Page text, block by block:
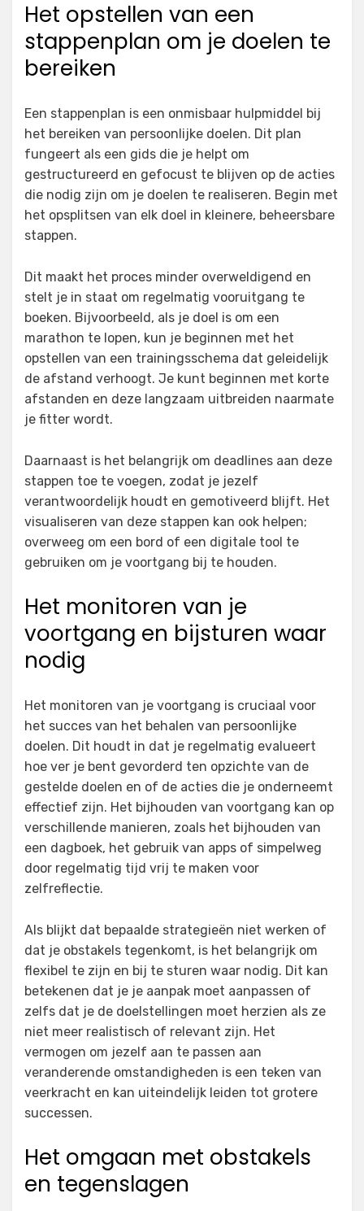
Het opstellen van een
stappenplan om je doelen te
bereiken
Een stappenplan is een onmisbaar hulpmiddel bij
het bereiken van persoonlijke doelen. Dit plan
fungeert als een gids die je helpt om
gestructureerd en gefocust te blijven op de acties
die nodig zijn om je doelen te realiseren. Begin met
het opsplitsen van elk doel in kleinere, beheersbare
stappen.
Dit maakt het proces minder overweldigend en
stelt je in staat om regelmatig vooruitgang te
boeken. Bijvoorbeeld, als je doel is om een
marathon te lopen, kun je beginnen met het
opstellen van een trainingsschema dat geleidelijk
de afstand verhoogt. Je kunt beginnen met korte
afstanden en deze langzaam uitbreiden naarmate
je fitter wordt.
Daarnaast is het belangrijk om deadlines aan deze
stappen toe te voegen, zodat je jezelf
verantwoordelijk houdt en gemotiveerd blijft. Het
visualiseren van deze stappen kan ook helpen;
overweeg om een bord of een digitale tool te
gebruiken om je voortgang bij te houden.
Het monitoren van je
voortgang en bijsturen waar
nodig
Het monitoren van je voortgang is cruciaal voor
het succes van het behalen van persoonlijke
doelen. Dit houdt in dat je regelmatig evalueert
hoe ver je bent gevorderd ten opzichte van de
gestelde doelen en of de acties die je onderneemt
effectief zijn. Het bijhouden van voortgang kan op
verschillende manieren, zoals het bijhouden van
een dagboek, het gebruik van apps of simpelweg
door regelmatig tijd vrij te maken voor
zelfreflectie.
Als blijkt dat bepaalde strategieën niet werken of
dat je obstakels tegenkomt, is het belangrijk om
flexibel te zijn en bij te sturen waar nodig. Dit kan
betekenen dat je je aanpak moet aanpassen of
zelfs dat je de doelstellingen moet herzien als ze
niet meer realistisch of relevant zijn. Het
vermogen om jezelf aan te passen aan
veranderende omstandigheden is een teken van
veerkracht en kan uiteindelijk leiden tot grotere
successen.
Het omgaan met obstakels
en tegenslagen